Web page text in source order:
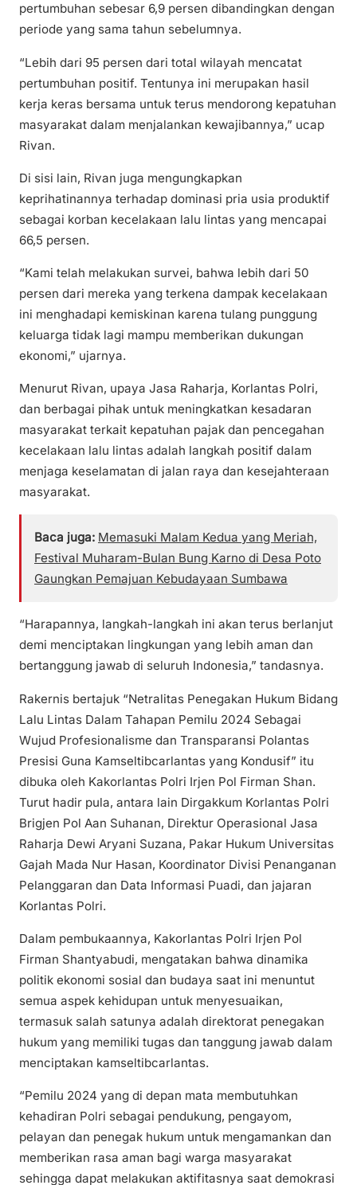
pertumbuhan sebesar 6,9 persen dibandingkan dengan
periode yang sama tahun sebelumnya.
“Lebih dari 95 persen dari total wilayah mencatat
pertumbuhan positif. Tentunya ini merupakan hasil
kerja keras bersama untuk terus mendorong kepatuhan
masyarakat dalam menjalankan kewajibannya,” ucap
Rivan.
Di sisi lain, Rivan juga mengungkapkan
keprihatinannya terhadap dominasi pria usia produktif
sebagai korban kecelakaan lalu lintas yang mencapai
66,5 persen.
“Kami telah melakukan survei, bahwa lebih dari 50
persen dari mereka yang terkena dampak kecelakaan
ini menghadapi kemiskinan karena tulang punggung
keluarga tidak lagi mampu memberikan dukungan
ekonomi,” ujarnya.
Menurut Rivan, upaya Jasa Raharja, Korlantas Polri,
dan berbagai pihak untuk meningkatkan kesadaran
masyarakat terkait kepatuhan pajak dan pencegahan
kecelakaan lalu lintas adalah langkah positif dalam
menjaga keselamatan di jalan raya dan kesejahteraan
masyarakat.
Baca juga: Memasuki Malam Kedua yang Meriah,
Festival Muharam-Bulan Bung Karno di Desa Poto
Gaungkan Pemajuan Kebudayaan Sumbawa
“Harapannya, langkah-langkah ini akan terus berlanjut
demi menciptakan lingkungan yang lebih aman dan
bertanggung jawab di seluruh Indonesia,” tandasnya.
Rakernis bertajuk “Netralitas Penegakan Hukum Bidang
Lalu Lintas Dalam Tahapan Pemilu 2024 Sebagai
Wujud Profesionalisme dan Transparansi Polantas
Presisi Guna Kamseltibcarlantas yang Kondusif” itu
dibuka oleh Kakorlantas Polri Irjen Pol Firman Shan.
Turut hadir pula, antara lain Dirgakkum Korlantas Polri
Brigjen Pol Aan Suhanan, Direktur Operasional Jasa
Raharja Dewi Aryani Suzana, Pakar Hukum Universitas
Gajah Mada Nur Hasan, Koordinator Divisi Penanganan
Pelanggaran dan Data Informasi Puadi, dan jajaran
Korlantas Polri.
Dalam pembukaannya, Kakorlantas Polri Irjen Pol
Firman Shantyabudi, mengatakan bahwa dinamika
politik ekonomi sosial dan budaya saat ini menuntut
semua aspek kehidupan untuk menyesuaikan,
termasuk salah satunya adalah direktorat penegakan
hukum yang memiliki tugas dan tanggung jawab dalam
menciptakan kamseltibcarlantas.
“Pemilu 2024 yang di depan mata membutuhkan
kehadiran Polri sebagai pendukung, pengayom,
pelayan dan penegak hukum untuk mengamankan dan
memberikan rasa aman bagi warga masyarakat
sehingga dapat melakukan aktifitasnya saat demokrasi